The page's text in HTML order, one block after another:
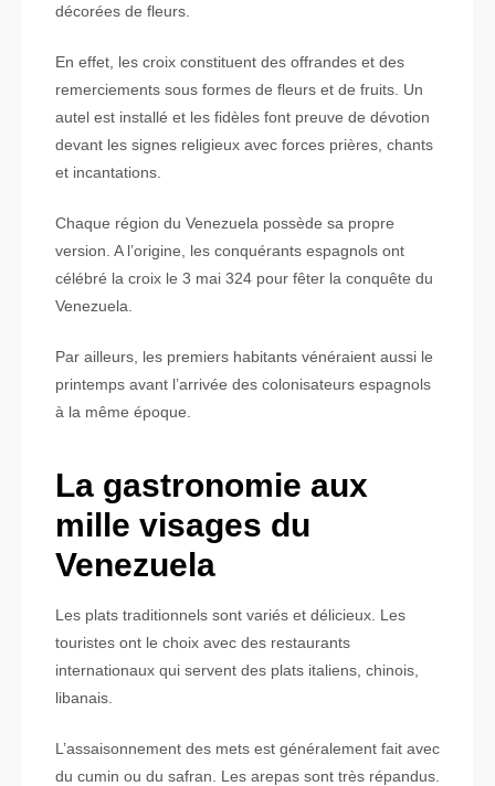
décorées de fleurs.
En effet, les croix constituent des offrandes et des
remerciements sous formes de fleurs et de fruits. Un
autel est installé et les fidèles font preuve de dévotion
devant les signes religieux avec forces prières, chants
et incantations.
Chaque région du Venezuela possède sa propre
version. A l’origine, les conquérants espagnols ont
célébré la croix le 3 mai 324 pour fêter la conquête du
Venezuela.
Par ailleurs, les premiers habitants vénéraient aussi le
printemps avant l’arrivée des colonisateurs espagnols
à la même époque.
La gastronomie aux
mille visages du
Venezuela
Les plats traditionnels sont variés et délicieux. Les
touristes ont le choix avec des restaurants
internationaux qui servent des plats italiens, chinois,
libanais.
L’assaisonnement des mets est généralement fait avec
du cumin ou du safran. Les arepas sont très répandus.